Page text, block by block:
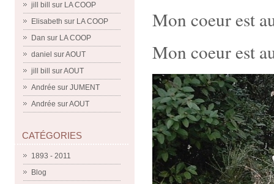
jill bill
sur LA COOP
Elisabeth sur LA COOP
Dan sur LA COOP
daniel surAOUT
jill bill
surAOUT
Andrée sur JUMENT
Andrée surAOUT
CATÉGORIES
1893 - 2011
Blog
Mon coeur est
Mon coeur est